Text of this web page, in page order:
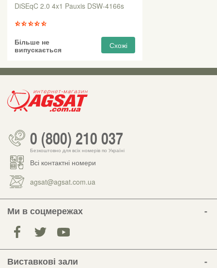
DiSEqC 2.0 4x1 Pauxis DSW-4166s
Більше не
випускається
Схожі
0 (800) 210 037
Безкоштовно для всіх номерів по Україні
Всі контактні номери
agsat@agsat.com.ua
Ми в соцмережах
Виставкові зали